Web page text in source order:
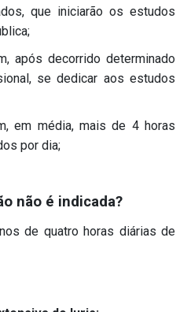
, que iniciarão os estudos
após decorrido determinado
se dedicar aos estudos
em média, mais de 4 horas
por dia;
não é indicada?
de quatro horas diárias de